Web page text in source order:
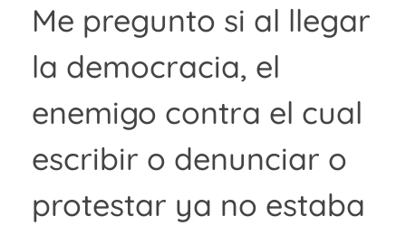
Me pregunto si al llegar
la democracia, el
enemigo contra el cual
escribir o denunciar o
protestar ya no estaba